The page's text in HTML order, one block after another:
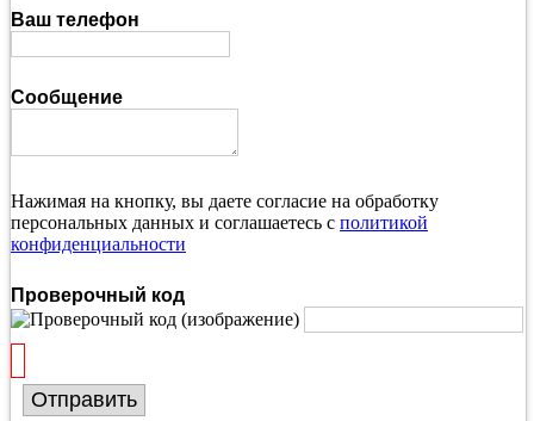
Ваш телефон
Сообщение
Нажимая на кнопку, вы даете согласие на обработку
персональных данных и соглашаетесь с политикой
конфиденциальности
Проверочный код
Отправить